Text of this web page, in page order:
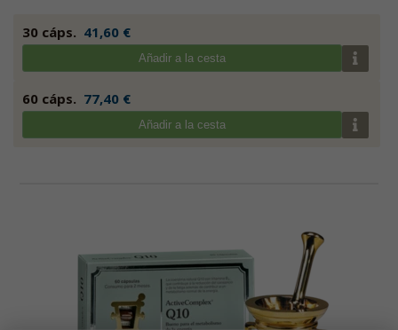
30 cáps. 41,60 €
Añadir a la cesta
60 cáps. 77,40 €
Añadir a la cesta